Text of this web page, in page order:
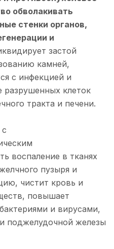
обволакивать
стенки органов,
и
застой
камней,
с инфекцией и
разрушенных клеток
тракта и печени.
воспаление в тканях
пузыря и
чистит кровь и
повышает
и вирусами,
поджелудочной железы